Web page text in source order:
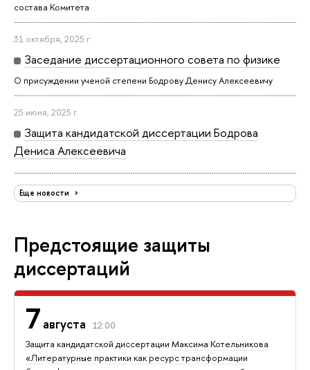
состава Комитета
31 октября, 2025 г.
Заседание диссертационного совета по физике
О присуждении ученой степени Бодрову Денису Алексеевичу
25 июня, 2025 г.
Защита кандидатской диссертации Бодрова
Дениса Алексеевича
Еще новости
Предстоящие защиты
диссертаций
7 августа
12:00
Защита кандидатской диссертации Максима Котельникова
«Литературные практики как ресурс трансформации